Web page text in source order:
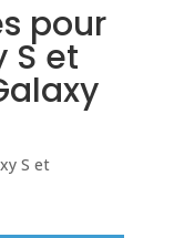
pour
S et
S et